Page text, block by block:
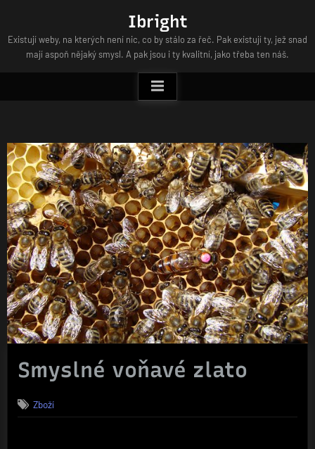
content
Ibright
Existují weby, na kterých není nic, co by stálo za řeč. Pak existují ty, jež snad
mají aspoň nějaký smysl. A pak jsou i ty kvalitní, jako třeba ten náš.
Smyslné voňavé zlato
Zboží